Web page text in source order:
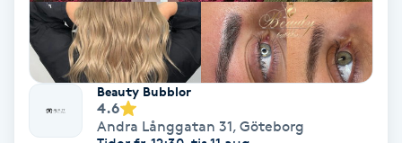
Hårborttagning
Hårbottenbehandling
Hårförlängning
Beauty Bubblor
4.6
Andra Långgatan 31, Göteborg